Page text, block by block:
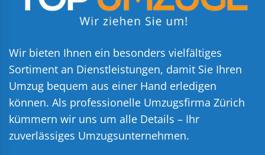
Wir bieten Ihnen ein besonders vielfältiges
Sortiment an Dienstleistungen, damit Sie Ihren
Umzug bequem aus einer Hand erledigen
können. Als professionelle Umzugsfirma Zürich
kümmern wir uns um alle Details – Ihr
zuverlässiges Umzugsunternehmen.